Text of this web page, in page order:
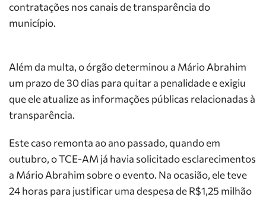
contratações nos canais de transparência do
município.
Além da multa, o órgão determinou a Mário Abrahim
um prazo de 30 dias para quitar a penalidade e exigiu
que ele atualize as informações públicas relacionadas à
transparência.
Este caso remonta ao ano passado, quando em
outubro, o TCE-AM já havia solicitado esclarecimentos
a Mário Abrahim sobre o evento. Na ocasião, ele teve
24 horas para justificar uma despesa de R$1,25 milhão